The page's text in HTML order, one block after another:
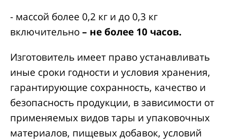
- массой более 0,2 кг и до 0,3 кг
включительно– не более 10 часов.
Изготовитель имеет право устанавливать
иные сроки годности и условия хранения,
гарантирующие сохранность, качество и
безопасность продукции, в зависимости от
применяемых видов тары и упаковочных
материалов, пищевых добавок, условий